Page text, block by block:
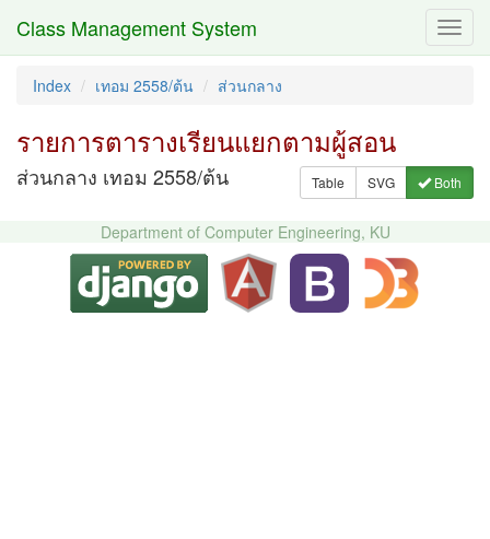
Class Management System
Index
เทอม 2558/ต้น ส่วนกลาง
รายการตารางเรียนแยกตามผู้สอน
ส่วนกลาง เทอม 2558/ต้น Table SVG Both
Department of Computer Engineering, KU